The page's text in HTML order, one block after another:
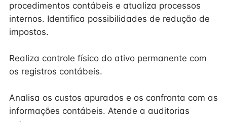
procedimentos contábeis e atualiza processos
internos. Identifica possibilidades de redução de
impostos.
Realiza controle físico do ativo permanente com
os registros contábeis.
Analisa os custos apurados e os confronta com as
informações contábeis. Atende a auditorias